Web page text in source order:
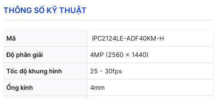
THÔNG SỐ KỸ THUẬT
Mã IPC2124LE-ADF40KM-H
Độ phân giải 4MP (2560 × 1440)
Tốc độ khung hình 25 - 30fps
Ống kính 4mm